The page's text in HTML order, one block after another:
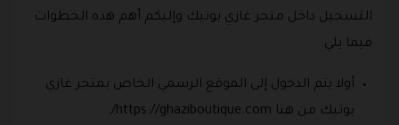
التسجيل داخل متجر غازي بوتيك وإليكم أهم هذه الخطوات
فيما يلي:
أولا يتم الدخول إلى الموقع الرسمي الخاص بمتجر غازي
بوتيك من هنا https://ghaziboutique.com/.